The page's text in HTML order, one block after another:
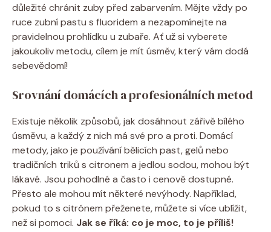
důležité chránit zuby před zabarvením. Mějte vždy po
ruce zubní pastu s fluoridem a nezapomínejte na
pravidelnou prohlídku u zubaře. Ať už si vyberete
jakoukoliv metodu, cílem je mít úsměv, který vám dodá
sebevědomí!
Srovnání domácích a profesionálních metod
Existuje několik způsobů, jak dosáhnout zářivě bílého
úsměvu, a každý z nich má své pro a proti. Domácí
metody, jako je používání bělicích past, gelů nebo
tradičních triků s citronem a jedlou sodou, mohou být
lákavé. Jsou pohodlné a často i cenově dostupné.
Přesto ale mohou mít některé nevýhody. Například,
pokud to s citrónem přeženete, můžete si více ublížit,
než si pomoci. Jak se říká: co je moc, to je příliš!